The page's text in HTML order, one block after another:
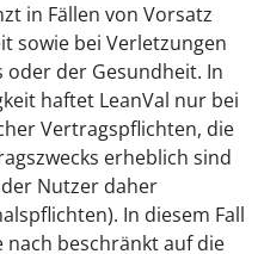
in Fällen von Vorsatz
sowie bei Verletzungen
oder der Gesundheit. In
haftet LeanVal nur bei
Vertragspflichten, die
erheblich sind
Nutzer daher
In diesem Fall
beschränkt auf die